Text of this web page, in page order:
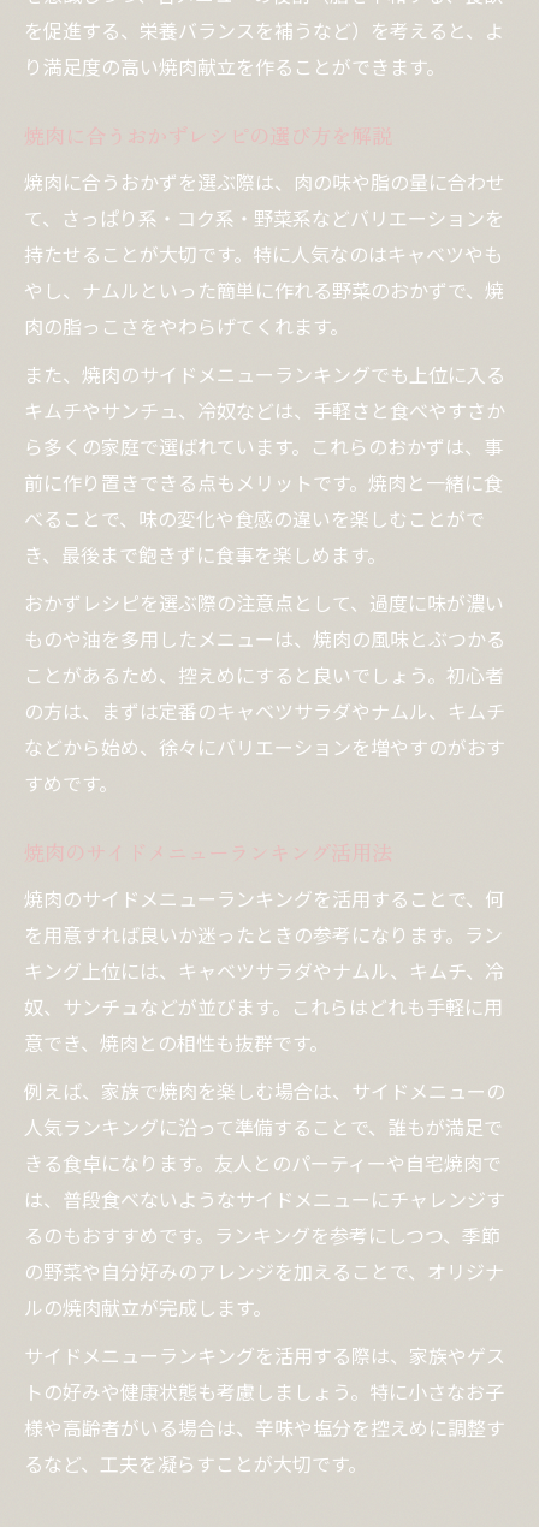
を促進する、栄養バランスを補うなど）を考えると、よ
り満足度の高い焼肉献立を作ることができます。
焼肉に合うおかずレシピの選び方を解説
焼肉に合うおかずを選ぶ際は、肉の味や脂の量に合わせ
て、さっぱり系・コク系・野菜系などバリエーションを
持たせることが大切です。特に人気なのはキャベツやも
やし、ナムルといった簡単に作れる野菜のおかずで、焼
肉の脂っこさをやわらげてくれます。
また、焼肉のサイドメニューランキングでも上位に入る
キムチやサンチュ、冷奴などは、手軽さと食べやすさか
ら多くの家庭で選ばれています。これらのおかずは、事
前に作り置きできる点もメリットです。焼肉と一緒に食
べることで、味の変化や食感の違いを楽しむことがで
き、最後まで飽きずに食事を楽しめます。
おかずレシピを選ぶ際の注意点として、過度に味が濃い
ものや油を多用したメニューは、焼肉の風味とぶつかる
ことがあるため、控えめにすると良いでしょう。初心者
の方は、まずは定番のキャベツサラダやナムル、キムチ
などから始め、徐々にバリエーションを増やすのがおす
すめです。
焼肉のサイドメニューランキング活用法
焼肉のサイドメニューランキングを活用することで、何
を用意すれば良いか迷ったときの参考になります。ラン
キング上位には、キャベツサラダやナムル、キムチ、冷
奴、サンチュなどが並びます。これらはどれも手軽に用
意でき、焼肉との相性も抜群です。
例えば、家族で焼肉を楽しむ場合は、サイドメニューの
人気ランキングに沿って準備することで、誰もが満足で
きる食卓になります。友人とのパーティーや自宅焼肉で
は、普段食べないようなサイドメニューにチャレンジす
るのもおすすめです。ランキングを参考にしつつ、季節
の野菜や自分好みのアレンジを加えることで、オリジナ
ルの焼肉献立が完成します。
サイドメニューランキングを活用する際は、家族やゲス
トの好みや健康状態も考慮しましょう。特に小さなお子
様や高齢者がいる場合は、辛味や塩分を控えめに調整す
るなど、工夫を凝らすことが大切です。